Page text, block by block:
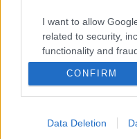
I want to allow
related to security,
functionality and
user protection.
CONFIRM
Data Deletion
sem kezdődött.
sorozatrajongó
gondoltak az új Star
folyamatosan teszik
szereplőinek